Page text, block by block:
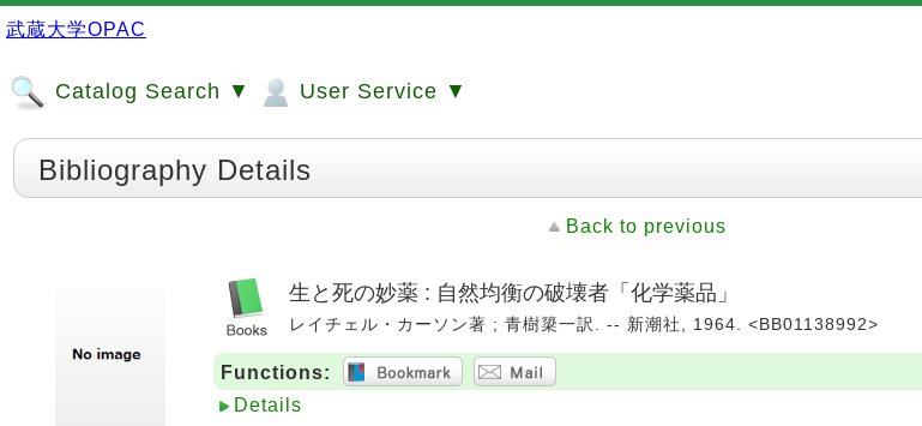
武蔵大学OPAC
Catalog Search ▼ User Service ▼
Bibliography Details
Back to previous
生と死の妙薬 : 自然均衡の破壊者「化学薬品」
レイチェル・カーソン著 ; 青樹簗一訳. -- 新潮社, 1964. <BB01138992>
Functions:
Details